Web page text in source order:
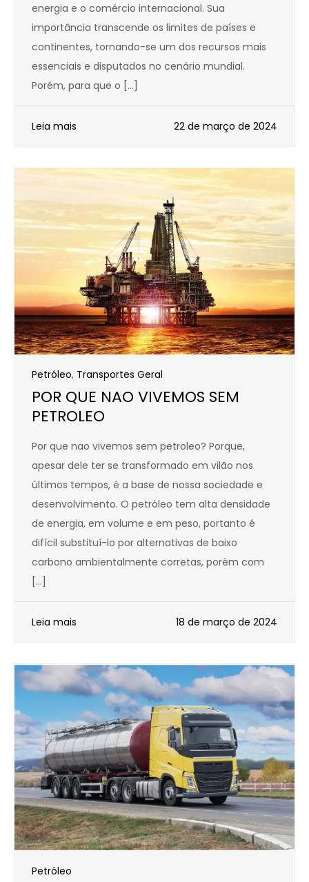
energia e o comércio internacional. Sua
importância transcende os limites de países e
continentes, tornando-se um dos recursos mais
essenciais e disputados no cenário mundial.
Porém, para que o […]
Leia mais 22 de março de 2024
Petróleo, Transportes Geral
POR QUE NAO VIVEMOS SEM
PETROLEO
Por que nao vivemos sem petroleo? Porque,
apesar dele ter se transformado em vilão nos
últimos tempos, é a base de nossa sociedade e
desenvolvimento. O petróleo tem alta densidade
de energia, em volume e em peso, portanto é
difícil substituí-lo por alternativas de baixo
carbono ambientalmente corretas, porém com
[…]
Leia mais 18 de março de 2024
Petróleo